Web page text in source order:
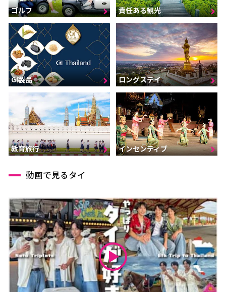
ゴルフ 責任ある観光
GI製品 ロングステイ
教育旅行 インセンティブ
動画で見るタイ